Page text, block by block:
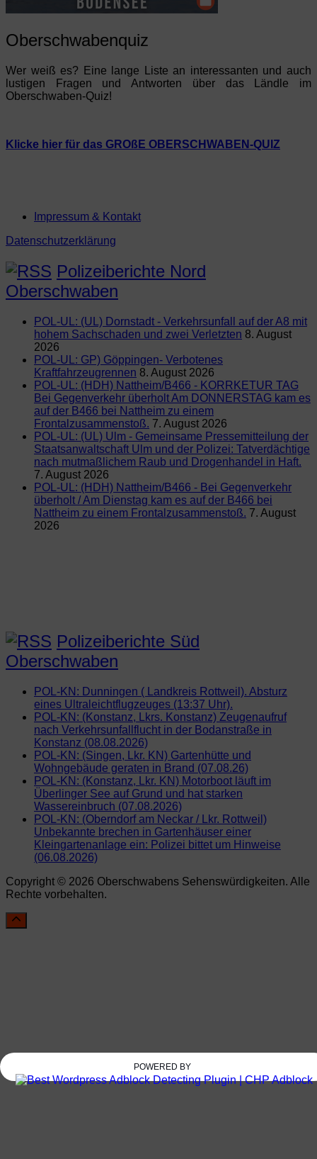
Oberschwabenquiz
Wer weiß es? Eine lange Liste an interessanten und auch
lustigen Fragen und Antworten über das Ländle im
Oberschwaben-Quiz!
Klicke hier für das GROßE OBERSCHWABEN-QUIZ
Impressum & Kontakt
Datenschutzerklärung
Polizeiberichte Nord
Oberschwaben
POL-UL: (UL) Dornstadt - Verkehrsunfall auf der A8 mit
hohem Sachschaden und zwei Verletzten 8. August
2026
POL-UL: GP) Göppingen- Verbotenes
Kraftfahrzeugrennen 8. August 2026
POL-UL: (HDH) Nattheim/B466 - KORRKETUR TAG
Bei Gegenverkehr überholt Am DONNERSTAG kam es
auf der B466 bei Nattheim zu einem
Frontalzusammenstoß. 7. August 2026
POL-UL: (UL) Ulm - Gemeinsame Pressemitteilung der
Staatsanwaltschaft Ulm und der Polizei: Tatverdächtige
nach mutmaßlichem Raub und Drogenhandel in Haft.
7. August 2026
POL-UL: (HDH) Nattheim/B466 - Bei Gegenverkehr
überholt / Am Dienstag kam es auf der B466 bei
Nattheim zu einem Frontalzusammenstoß. 7. August
2026
Polizeiberichte Süd
Oberschwaben
POL-KN: Dunningen ( Landkreis Rottweil). Absturz
eines Ultraleichtflugzeuges (13:37 Uhr).
POL-KN: (Konstanz, Lkrs. Konstanz) Zeugenaufruf
nach Verkehrsunfallflucht in der Bodanstraße in
Konstanz (08.08.2026)
POL-KN: (Singen, Lkr. KN) Gartenhütte und
Wohngebäude geraten in Brand (07.08.26)
POL-KN: (Konstanz, Lkr. KN) Motorboot läuft im
Überlinger See auf Grund und hat starken
Wassereinbruch (07.08.2026)
POL-KN: (Oberndorf am Neckar / Lkr. Rottweil)
Unbekannte brechen in Gartenhäuser einer
Kleingartenanlage ein: Polizei bittet um Hinweise
(06.08.2026)
Copyright © 2026 Oberschwabens Sehenswürdigkeiten. Alle
Rechte vorbehalten.
POWERED BY